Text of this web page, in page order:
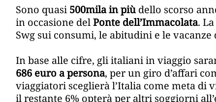
Sono quasi500mila in più dello scorso
in occasione delPonte dell’Immacolata.
Swg sui consumi, le abitudini e le
In base alle cifre, gli italiani in viaggio
686 euro a persona, per un giro d’affari
viaggiatori sceglierà l’Italia come meta di
il restante 6% opterà per altri soggiorni